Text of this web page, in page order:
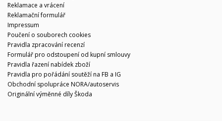
Reklamace a vrácení
Reklamační formulář
Impressum
Poučení o souborech cookies
Pravidla zpracování recenzí
Formulář pro odstoupení od kupní smlouvy
Pravidla řazení nabídek zboží
Pravidla pro pořádání soutěží na FB a IG
Obchodní spolupráce NORA/autoservis
Originální výměnné díly Škoda